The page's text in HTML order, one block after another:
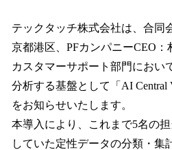
！
数
を
読
み
込
み
中
で
テックタッチ株式会社は、合同
京都港区、PFカンパニーCEO
カスタマーサポート部門におい
分析する基盤として「AI Central
をお知らせいたします。
本導入により、これまで5名の
していた定性データの分類・集